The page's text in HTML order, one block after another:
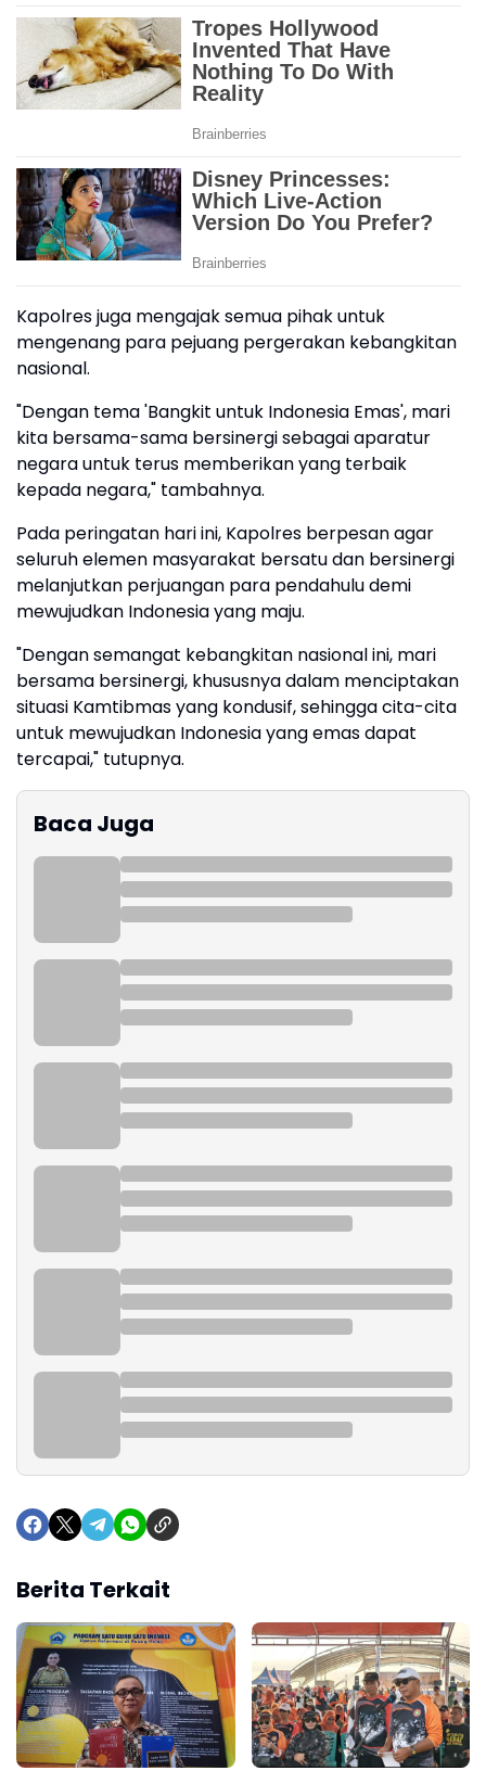
Kapolres juga mengajak semua pihak untuk
mengenang para pejuang pergerakan kebangkitan
nasional.
"Dengan tema 'Bangkit untuk Indonesia Emas', mari
kita bersama-sama bersinergi sebagai aparatur
negara untuk terus memberikan yang terbaik
kepada negara," tambahnya.
Pada peringatan hari ini, Kapolres berpesan agar
seluruh elemen masyarakat bersatu dan bersinergi
melanjutkan perjuangan para pendahulu demi
mewujudkan Indonesia yang maju.
"Dengan semangat kebangkitan nasional ini, mari
bersama bersinergi, khususnya dalam menciptakan
situasi Kamtibmas yang kondusif, sehingga cita-cita
untuk mewujudkan Indonesia yang emas dapat
tercapai," tutupnya.
Baca Juga
Berita Terkait